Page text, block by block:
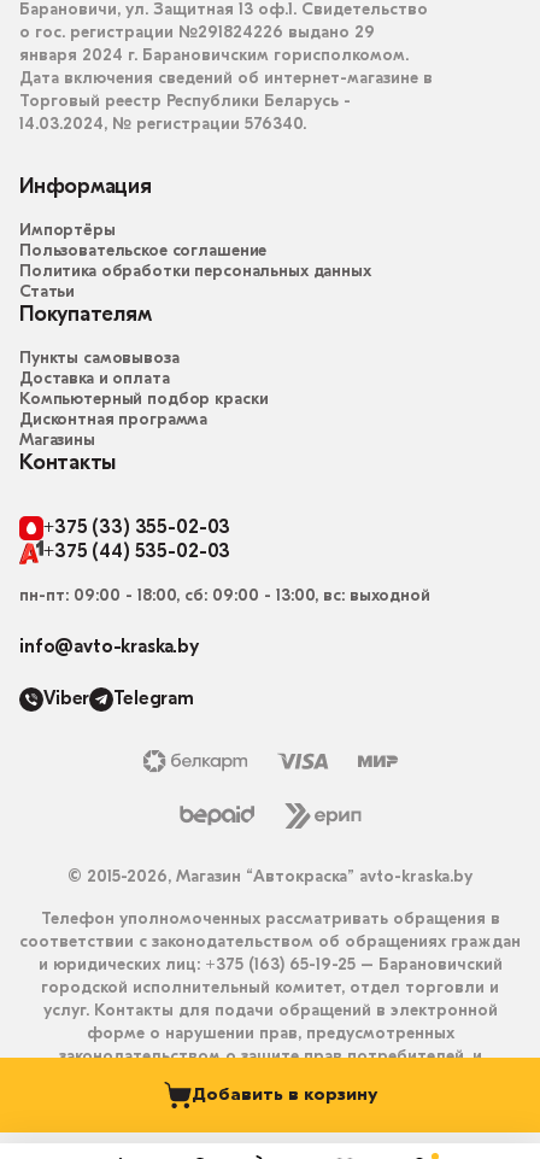
Добавить в корзину
Барановичи, ул. Защитная 13 оф.1. Свидетельство
о гос. регистрации №291824226 выдано 29
января 2024 г. Барановичским горисполкомом.
Дата включения сведений об интернет-магазине в
Торговый реестр Республики Беларусь -
14.03.2024, № регистрации 576340.
Информация
Импортёры
Пользовательское соглашение
Политика обработки персональных данных
Статьи
Покупателям
Пункты самовывоза
Доставка и оплата
Компьютерный подбор краски
Дисконтная программа
Магазины
Контакты
+375 (33) 355-02-03
+375 (44) 535-02-03
пн-пт: 09:00 - 18:00, сб: 09:00 - 13:00, вс: выходной
info@avto-kraska.by
Viber Telegram
© 2015-2026, Магазин “Автокраска” avto-kraska.by
Телефон уполномоченных рассматривать обращения в
соответствии с законодательством об обращениях граждан
и юридических лиц: +375 (163) 65-19-25 – Барановичский
городской исполнительный комитет, отдел торговли и
услуг. Контакты для подачи обращений в электронной
форме о нарушении прав, предусмотренных
законодательством о защите прав потребителей, и
получения ответа на них: info@avto-kraska.by и
+375333550203 (Viber, Telegram).